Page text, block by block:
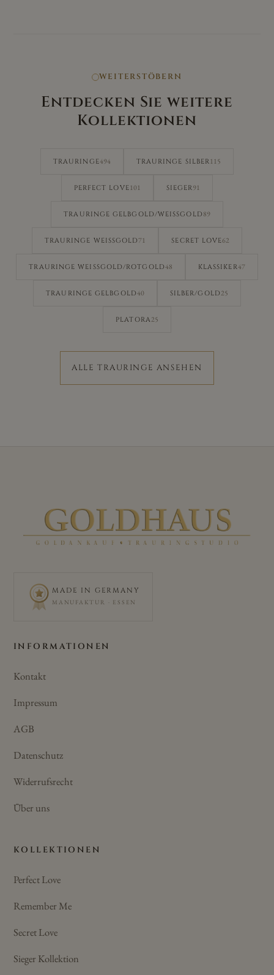
WEITERSTÖBERN
Entdecken Sie weitere
Kollektionen
TRAURINGE494 TRAURINGE SILBER 115
PERFECT LOVE 101 SIEGER91
TRAURINGE GELBGOLD/WEISSGOLD 89
TRAURINGE WEISSGOLD 71 SECRET LOVE62
TRAURINGE WEISSGOLD/ROTGOLD 48 KLASSIKER47
TRAURINGE GELBGOLD40 SILBER/GOLD 25
PLATORA25
ALLE TRAURINGE ANSEHEN
MADE IN GERMANY
MANUFAKTUR · ESSEN
INFORMATIONEN
Kontakt
Impressum
AGB
Datenschutz
Widerrufsrecht
Über uns
KOLLEKTIONEN
Perfect Love
Remember Me
Secret Love
Sieger Kollektion